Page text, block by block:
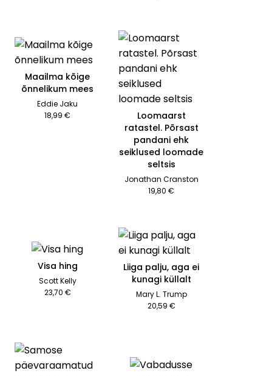
Maailma kõige
õnnelikum mees
Eddie Jaku
18,99 €
Loomaarst
ratastel. Põrsast
pandani ehk
seiklused loomade
seltsis
Jonathan Cranston
19,80 €
Visa hing
Scott Kelly
23,70 €
Liiga palju, aga ei
kunagi küllalt
Mary L. Trump
20,59 €